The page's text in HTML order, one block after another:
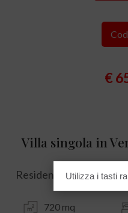
€
Villa singola in
Residenziale nord
720 mq
Utilizza i tasti